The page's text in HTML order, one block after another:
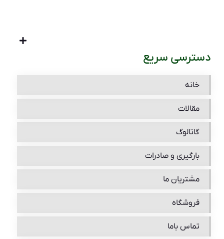
دسترسی سریع
خانه
مقالات
گاتالوگ
بارگیری و صادرات
مشتریان ما
فروشگاه
تماس باما